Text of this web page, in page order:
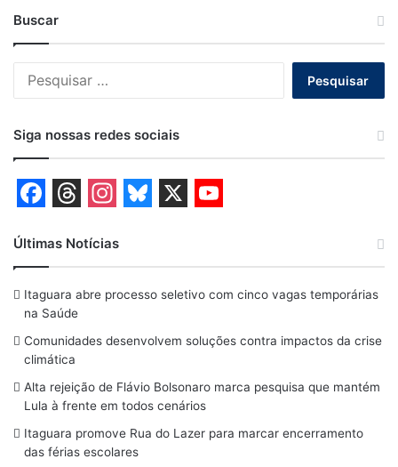
Buscar
Siga nossas redes sociais
a
c
e
b
o
o
k
h
r
e
a
d
s
n
s
t
a
r
a
m
u
e
s
y
u
T
u
e
Últimas Notícias
Itaguara abre processo seletivo com cinco vagas temporárias
na Saúde
Comunidades desenvolvem soluções contra impactos da crise
climática
Alta rejeição de Flávio Bolsonaro marca pesquisa que mantém
Lula à frente em todos cenários
Itaguara promove Rua do Lazer para marcar encerramento
das férias escolares